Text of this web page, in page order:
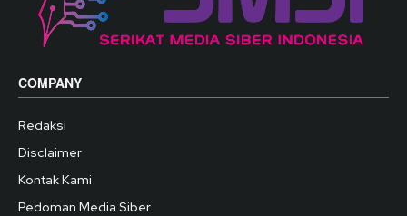
COMPANY
Redaksi
Disclaimer
Kontak Kami
Pedoman Media Siber